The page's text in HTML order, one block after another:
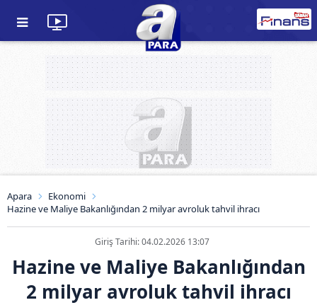
Apara
Ekonomi
Hazine ve Maliye Bakanlığından 2 milyar avroluk tahvil ihracı
Giriş Tarihi: 04.02.2026 13:07
Hazine ve Maliye Bakanlığından
2 milyar avroluk tahvil ihracı